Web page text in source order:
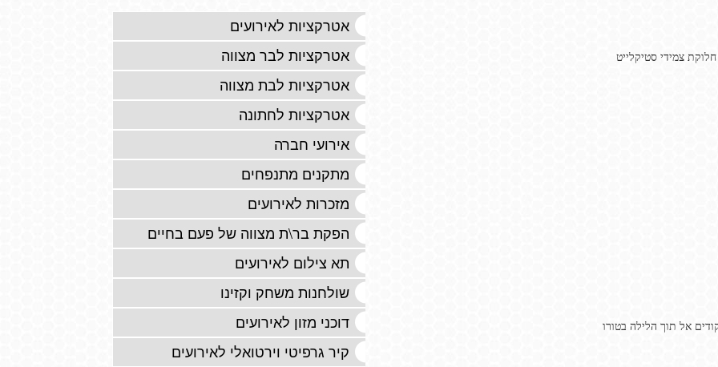
אטרקציות לאירועים
אטרקציות לבר מצווה
אטרקציות לבת מצווה
אטרקציות לחתונה
אירועי חברה
מתקנים מתנפחים
מזכרות לאירועים
הפקת בר\ת מצווה של פעם בחיים
תא צילום לאירועים
שולחנות משחק וקזינו
דוכני מזון לאירועים
קיר גרפיטי וירטואלי לאירועים
חלוקת צמידי סטיקלייט
אל תוך הלילה בטורו